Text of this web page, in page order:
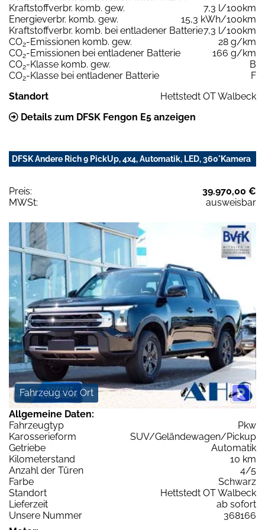
Kraftstoffverbr. komb. gew.
7,3 l/100km
Energieverbr. komb. gew.
15,3 kWh/100km
Kraftstoffverbr. komb. bei entladener Batterie7,3 l/100km
CO2-Emissionen komb. gew.
28 g/km
CO2-Emissionen bei entladener Batterie
166 g/km
CO2-Klasse komb. gew.
B
CO2-Klasse bei entladener Batterie
F
Standort
Hettstedt OT Walbeck
Details zum DFSK Fengon E5 anzeigen
DFSK Andere Rich 9 PickUp, 4x4, Automatik, LED, 360°Kamera
Preis:
39.970,00 €
MWSt:
ausweisbar
Fahrzeug vor Ort
Allgemeine Daten:
Fahrzeugtyp
Pkw
Karosserieform
SUV/Geländewagen/Pickup
Getriebe
Automatik
Kilometerstand
10 km
Anzahl der Türen
4/5
Farbe
Schwarz
Standort
Hettstedt OT Walbeck
Lieferzeit
ab sofort
Unsere Nummer
368166